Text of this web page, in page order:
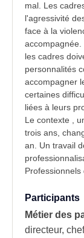
mal. Les
l'agressivité
face à la
accompagnée.
les cadres
personnalités
accompagner
certaines
liées à leurs
Le contexte ,
trois ans,
an. Un travail
Professionnels
Participants
Métier des
directeur,